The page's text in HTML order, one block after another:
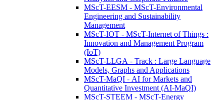
MScT-EESM - MScT-Environmental
Engineering and Sustainability
Management
MScT-IOT - MScT-Internet of Things :
Innovation and Management Program
(IoT)
MScT-LLGA - Track : Large Language
Models, Graphs and Applications
MScT-MaQI - AI for Markets and
Quantitative Investment (AI-MaQI)
MScT-STEEM - MScT-Energy